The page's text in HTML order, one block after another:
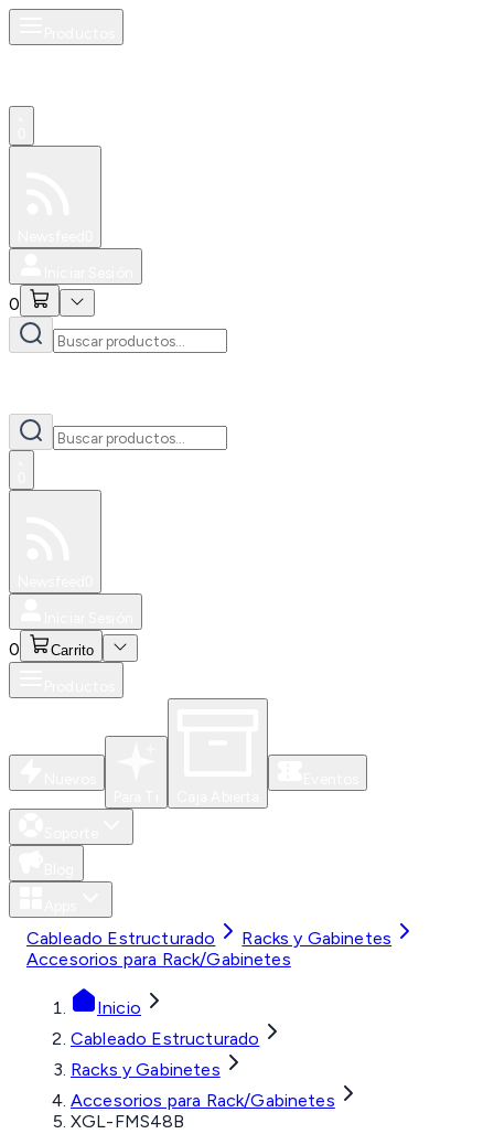
0
0 Carrito
Cableado Estructurado
Racks y Gabinetes
Accesorios para Rack/Gabinetes
Inicio
Cableado Estructurado
Racks y Gabinetes
Accesorios para Rack/Gabinetes
XGL-FMS48B